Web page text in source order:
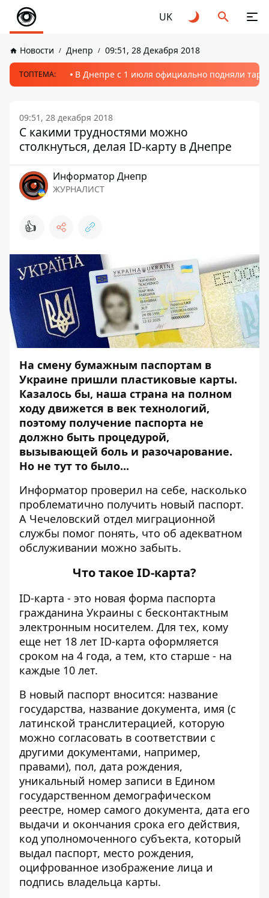
UK
Новости Днепр 09:51, 28 Декабря 2018
ТОПТЕМА: В Днепре с 1 июля официально подняли
09:51, 28 декабря 2018
С какими трудностями можно
столкнуться, делая ID-карту в Днепре
Информатор Днепр
ЖУРНАЛИСТ
👍
На смену бумажным паспортам в
Украине пришли пластиковые карты.
Казалось бы, наша страна на полном
ходу движется в век технологий,
поэтому получение паспорта не
должно быть процедурой,
вызывающей боль и разочарование.
Но не тут то было...
Информатор проверил на себе, насколько
проблематично получить новый паспорт.
А Чечеловский отдел миграционной
службы помог понять, что об адекватном
обслуживании можно забыть.
Что такое ID-карта?
ID-карта - это новая форма паспорта
гражданина Украины с бесконтактным
электронным носителем. Для тех, кому
еще нет 18 лет ID-карта оформляется
сроком на 4 года, а тем, кто старше - на
каждые 10 лет.
В новый паспорт вносится: название
государства, название документа, имя (с
латинской транслитерацией, которую
можно согласовать в соответствии с
другими документами, например,
правами), пол, дата рождения,
уникальный номер записи в Едином
государственном демографическом
реестре, номер самого документа, дата его
выдачи и окончания срока его действия,
код уполномоченного субъекта, который
выдал паспорт, место рождения,
оцифрованное изображение лица и
подпись владельца карты.